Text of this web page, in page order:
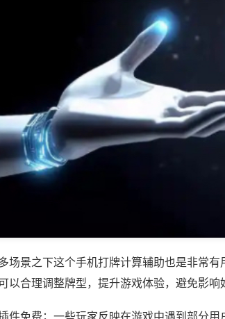
场景之下这个手机打牌计算辅助也是非常
以合理调整牌型，提升游戏体验，避免影响
件免费；一些玩家反映在游戏中遇到部分